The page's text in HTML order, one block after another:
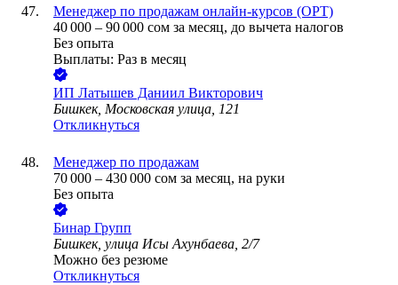
Менеджер по продажам онлайн-курсов (ОРТ)
40 000 – 90 000 сом за месяц, до вычета налогов
Без опыта
Выплаты: Раз в месяц
ИП Латышев Даниил Викторович
Бишкек, Московская улица, 121
Откликнуться
Менеджер по продажам
70 000 – 430 000 сом за месяц, на руки
Без опыта
Бинар Групп
Бишкек, улица Исы Ахунбаева, 2/7
Можно без резюме
Откликнуться